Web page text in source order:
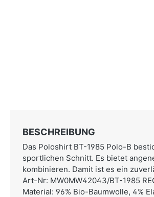
BESCHREIBUNG
Das Poloshirt BT-1985 Polo-B
sportlichen Schnitt. Es bietet
kombinieren. Damit ist es ein
Art-Nr: MW0MW42043/BT-1985
Material: 96% Bio-Baumwolle, 4%